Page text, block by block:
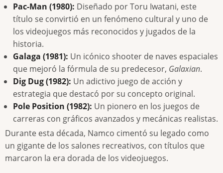
Pac-Man (1980): Diseñado por Toru Iwatani, este
título se convirtió en un fenómeno cultural y uno de
los videojuegos más reconocidos y jugados de la
historia.
Galaga (1981): Un icónico shooter de naves espaciales
que mejoró la fórmula de su predecesor, Galaxian.
Dig Dug (1982): Un adictivo juego de acción y
estrategia que destacó por su concepto original.
Pole Position (1982): Un pionero en los juegos de
carreras con gráficos avanzados y mecánicas realistas.
Durante esta década, Namco cimentó su legado como
un gigante de los salones recreativos, con títulos que
marcaron la era dorada de los videojuegos.